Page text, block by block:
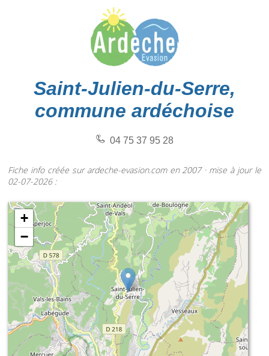
Saint-Julien-du-Serre,
commune ardéchoise
04 75 37 95 28
Fiche info créée sur ardeche-evasion.com en 2007 · mise à jour le
02-07-2026 :
+
−